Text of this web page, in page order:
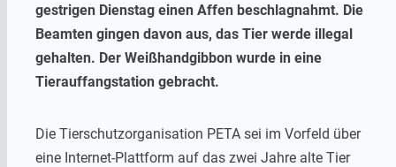
gestrigen Dienstag einen Affen beschlagnahmt. Die
Beamten gingen davon aus, das Tier werde illegal
gehalten. Der Weißhandgibbon wurde in eine
Tierauffangstation gebracht.
Die Tierschutzorganisation PETA sei im Vorfeld über
eine Internet-Plattform auf das zwei Jahre alte Tier